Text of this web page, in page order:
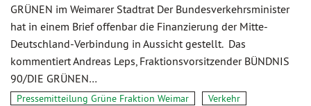
GRÜNEN im Weimarer Stadtrat Der Bundesverkehrsminister
hat in einem Brief offenbar die Finanzierung der Mitte-
Deutschland-Verbindung in Aussicht gestellt. Das
kommentiert Andreas Leps, Fraktionsvorsitzender BÜNDNIS
90/DIE GRÜNEN…
Pressemitteilung Grüne Fraktion Weimar
Verkehr